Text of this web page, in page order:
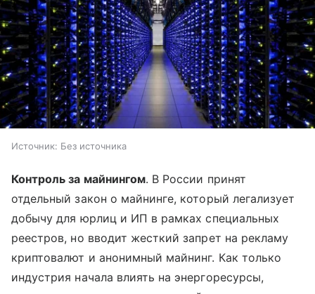
Источник: Без источника
Контроль за майнингом. В России принят
отдельный закон о майнинге, который легализует
добычу для юрлиц и ИП в рамках специальных
реестров, но вводит жесткий запрет на рекламу
криптовалют и анонимный майнинг. Как только
индустрия начала влиять на энергоресурсы,